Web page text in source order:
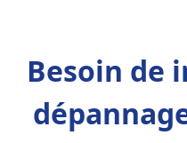
Besoin de